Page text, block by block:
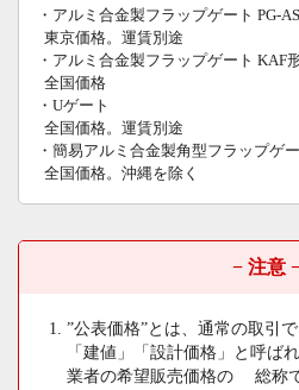
・アルミ合金製フラップゲート PG-
東京価格。運賃別途
・アルミ合金製フラップゲート KAF
全国価格
・Uゲート
全国価格。運賃別途
・簡易アルミ合金製角型フラップゲ
全国価格。沖縄を除く
− 注意
”公表価格”とは、通常の取引
「建値」「設計価格」と呼ば
業者の希望販売価格の 総称